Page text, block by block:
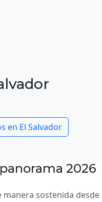
en El Salvador
2026
sostenida desde